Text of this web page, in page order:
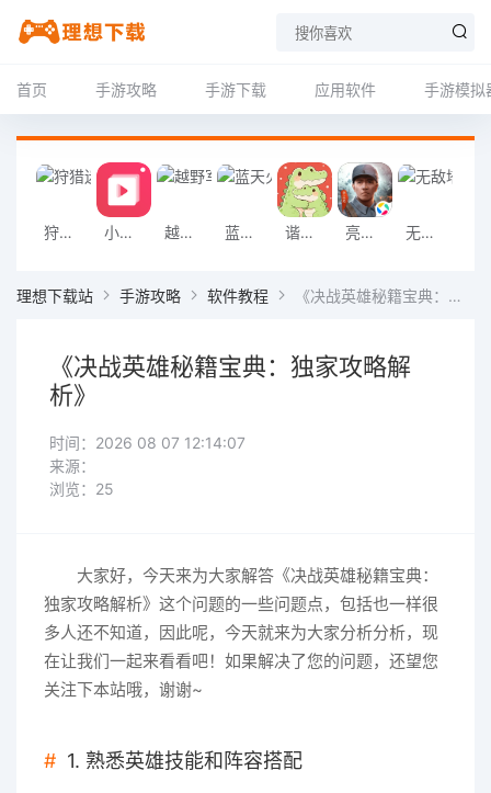
首页 手游攻略 手游下载 应用软件 手游模拟
狩猎迷城恐龙大战游戏 小影记app 越野军事卡车司机游戏 蓝天火龙传奇安卓版 谐音梗游戏 亮剑2026官方版 无敌塔防王游戏
理想下载站 手游攻略 软件教程 《决战英雄秘籍宝典：独家攻略解析》
《决战英雄秘籍宝典：独家攻略解
析》
时间：2026 08 07 12:14:07
来源：
浏览：25
大家好，今天来为大家解答《决战英雄秘籍宝典：
独家攻略解析》这个问题的一些问题点，包括也一样很
多人还不知道，因此呢，今天就来为大家分析分析，现
在让我们一起来看看吧！如果解决了您的问题，还望您
关注下本站哦，谢谢~
1. 熟悉英雄技能和阵容搭配